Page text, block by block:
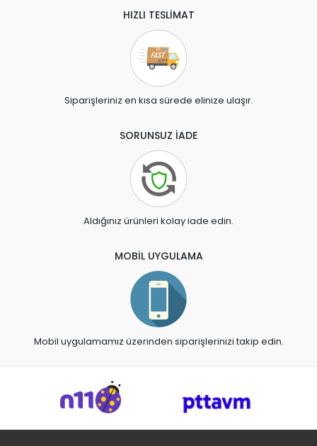
HIZLI TESLİMAT
Siparişleriniz en kısa sürede elinize ulaşır.
SORUNSUZ İADE
Aldığınız ürünleri kolay iade edin.
MOBİL UYGULAMA
Mobil uygulamamız üzerinden siparişlerinizi takip edin.